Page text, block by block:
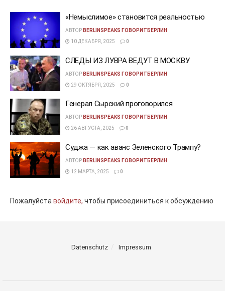
«Немыслимое» становится реальностью
АВТОР BERLINSPEAKS ГОВОРИТБЕРЛИН
10 ДЕКАБРЯ, 2025
0
СЛЕДЫ ИЗ ЛУВРА ВЕДУТ В МОСКВУ
АВТОР BERLINSPEAKS ГОВОРИТБЕРЛИН
29 ОКТЯБРЯ, 2025
0
Генерал Сырский проговорился
АВТОР BERLINSPEAKS ГОВОРИТБЕРЛИН
26 АВГУСТА, 2025
0
Суджа — как аванс Зеленского Трампу?
АВТОР BERLINSPEAKS ГОВОРИТБЕРЛИН
12 МАРТА, 2025
0
Пожалуйставойдите, чтобы присоединиться к обсуждению
Datenschutz Impressum